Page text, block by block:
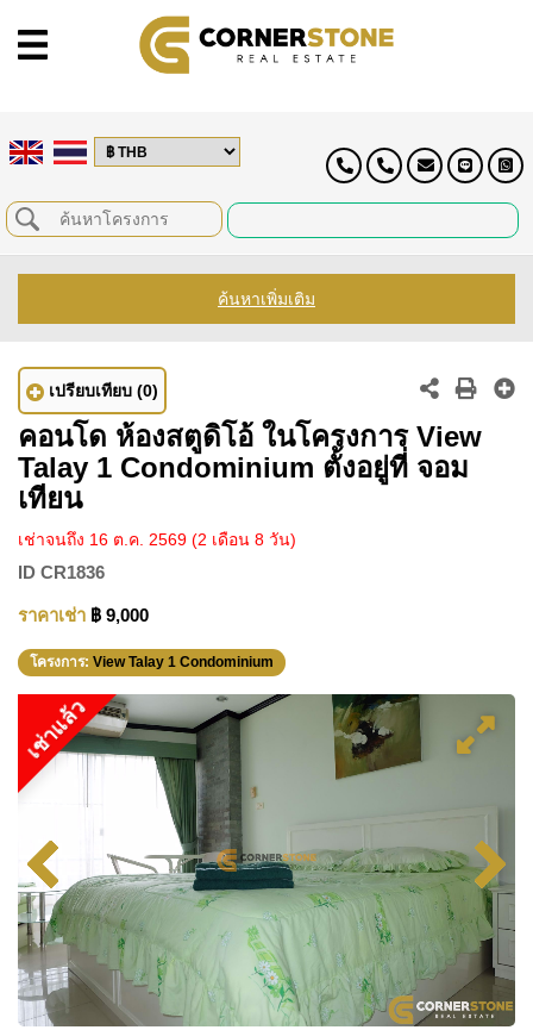
ค้นหาเพิ่มเติม
เปรียบเทียบ (0)
คอนโด ห้องสตูดิโอ้ ในโครงการ View
Talay 1 Condominium ตั้งอยู่ที่ จอม
เทียน
เช่าจนถึง 16 ต.ค. 2569 (2 เดือน 8 วัน)
ID CR1836
ราคาเช่า ฿ 9,000
โครงการ: View Talay 1 Condominium
เช่าแล้ว